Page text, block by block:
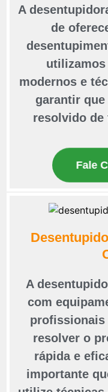
A
de
modernos e
garantir
resolvido de
Fale
A
com
profissionais
resolver o
rápida e
importante